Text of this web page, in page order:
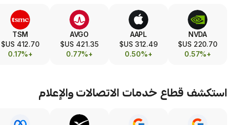
NVDA
220.70 US$
+0.57%
AAPL
312.49 US$
+0.50%
AVGO
421.35 US$
+0.77%
TSM
412.70 US$
+0.17%
استكشف قطاع خدمات الاتصالات والإعلام